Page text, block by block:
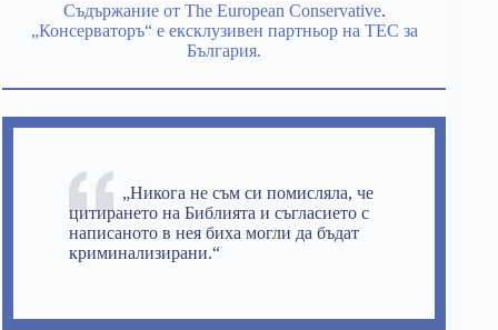
Съдържание от The European Conservative.
„Консерваторъ“ е ексклузивен партньор на TEC за
България.
„Никога не съм си помисляла, че
цитирането на Библията и съгласието с
написаното в нея биха могли да бъдат
криминализирани.“